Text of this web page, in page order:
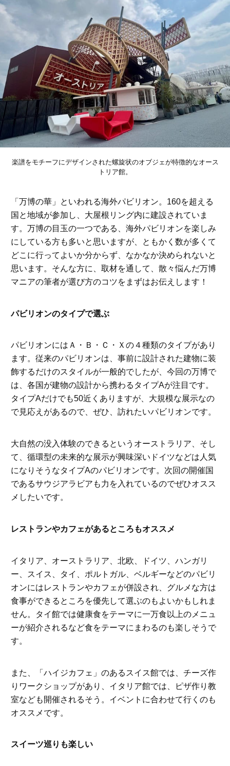
楽譜をモチーフにデザインされた螺旋状のオブジェが特徴的なオース
トリア館。
「万博の華」といわれる海外パビリオン。160を超える
国と地域が参加し、大屋根リング内に建設されていま
す。万博の目玉の一つである、海外パビリオンを楽しみ
にしている方も多いと思いますが、ともかく数が多くて
どこに行ってよいか分からず、なかなか決められないと
思います。そんな方に、取材を通して、散々悩んだ万博
マニアの筆者が選び方のコツをまずはお伝えします！
パビリオンのタイプで選ぶ
パビリオンにはＡ・Ｂ・Ｃ・Ｘの４種類のタイプがあり
ます。従来のパビリオンは、事前に設計された建物に装
飾するだけのスタイルが一般的でしたが、今回の万博で
は、各国が建物の設計から携わるタイプAが注目です。
タイプAだけでも50近くありますが、大規模な展示なの
で見応えがあるので、ぜひ、訪れたいパビリオンです。
大自然の没入体験のできるというオーストラリア、そし
て、循環型の未来的な展示が興味深いドイツなどは人気
になりそうなタイプAのパビリオンです。次回の開催国
であるサウジアラビアも力を入れているのでぜひオスス
メしたいです。
レストランやカフェがあるところもオススメ
イタリア、オーストラリア、北欧、ドイツ、ハンガリ
ー、スイス、タイ、ポルトガル、ベルギーなどのパビリ
オンにはレストランやカフェが併設され、グルメな方は
食事ができるところを優先して選ぶのもよいかもしれま
せん。タイ館では健康食をテーマに一万食以上のメニュ
ーが紹介されるなど食をテーマにまわるのも楽しそうで
す。
また、「ハイジカフェ」のあるスイス館では、チーズ作
りワークショップがあり、イタリア館では、ピザ作り教
室なども開催されるそう。イベントに合わせて行くのも
オススメです。
スイーツ巡りも楽しい